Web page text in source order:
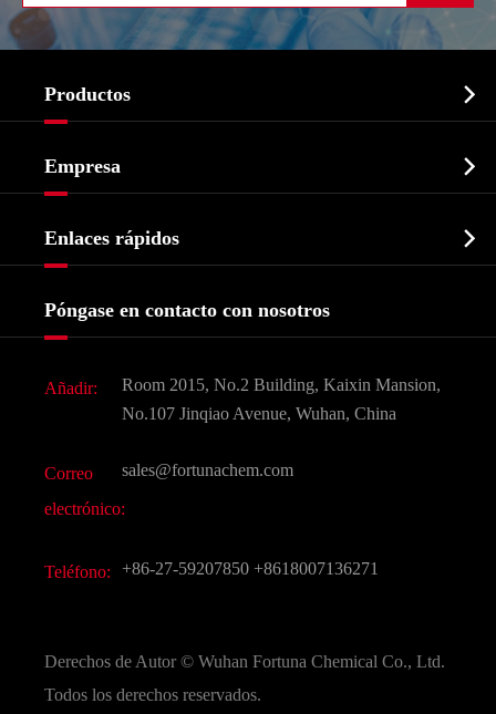
Productos 
Bioquímico
Agroquímicos e intermedios
Ingredientes Cosméticos
Sabores y fragancias
CAS químico
Todos los productos químicos finos
Empresa 
Historia de la empresa
Enlaces rápidos 
Preguntas frecuentes (FAQ)
Póngase en contacto con nosotros
Añadir:
Room 2015, No.2 Building, Kaixin Mansion,
No.107 Jinqiao Avenue, Wuhan, China
Correo
electrónico:
sales@fortunachem.com
Teléfono: +86-27-59207850 +8618007136271
Derechos de Autor © Wuhan Fortuna Chemical Co., Ltd.
Todos los derechos reservados.